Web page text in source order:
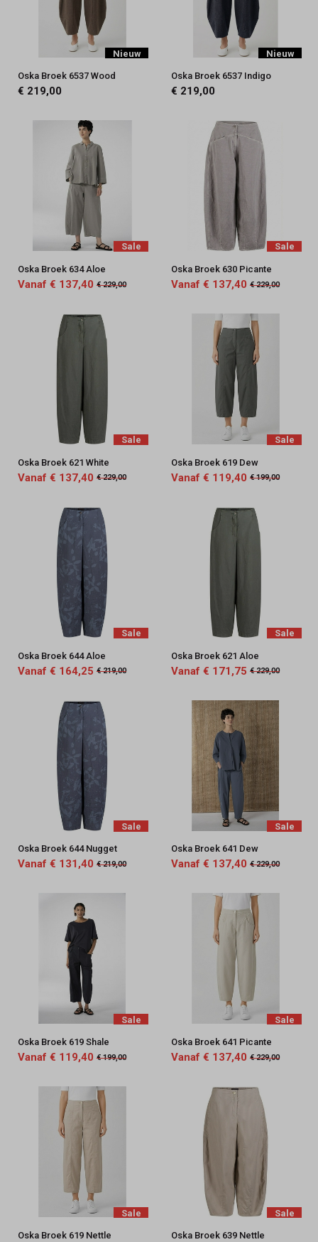
Nieuw
Oska Broek 6537 Wood
€ 219,00
Nieuw
Oska Broek 6537 Indigo
€ 219,00
Sale
Oska Broek 634 Aloe
Vanaf € 137,40 € 229,00
Sale
Oska Broek 630 Picante
Vanaf € 137,40 € 229,00
Sale
Oska Broek 621 White
Vanaf € 137,40 € 229,00
Sale
Oska Broek 619 Dew
Vanaf € 119,40 € 199,00
Sale
Oska Broek 644 Aloe
Vanaf € 164,25 € 219,00
Sale
Oska Broek 621 Aloe
Vanaf € 171,75 € 229,00
Sale
Oska Broek 644 Nugget
Vanaf € 131,40 € 219,00
Sale
Oska Broek 641 Dew
Vanaf € 137,40 € 229,00
Sale
Oska Broek 619 Shale
Vanaf € 119,40 € 199,00
Sale
Oska Broek 641 Picante
Vanaf € 137,40 € 229,00
Sale
Oska Broek 619 Nettle
Sale
Oska Broek 639 Nettle